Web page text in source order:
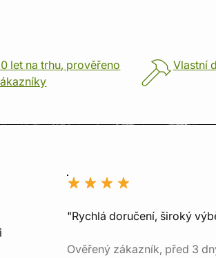
let na trhu, prověřeno
Vlastní
"Rychlá doručení, široký
Ověřený zákazník, před 3